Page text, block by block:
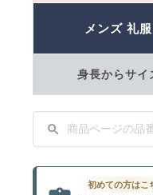
メンズ 礼
身長からサイ
初めての方はこ